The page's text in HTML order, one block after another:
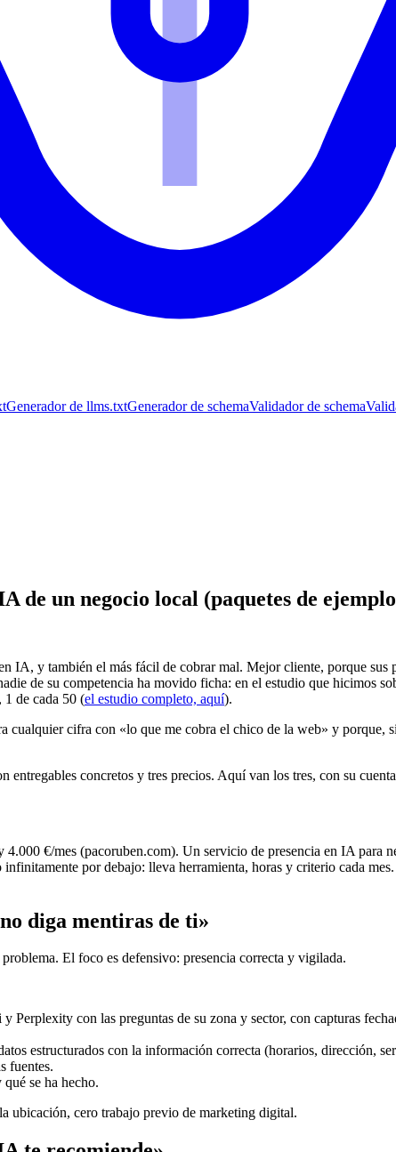
Generador de llms.txtGenerador de schemaValidador de schema
de un negocio local (paquetes de
IA, y también el más fácil de cobrar mal. Mejor cliente, porque
de su competencia ha movido ficha: en el estudio que hicimos
1 de cada 50 (el estudio completo, aquí).
cifra con «lo que me cobra el chico de la web» y porque,
entregables concretos y tres precios. Aquí van los tres, con su
€/mes (pacoruben.com). Un servicio de presencia en IA para
por debajo: lleva herramienta, horas y criterio cada
diga mentiras de ti»
El foco es defensivo: presencia correcta y vigilada.
con las preguntas de su zona y sector, con capturas
estructurados con la información correcta (horarios, dirección,
fuentes.
se ha hecho.
ubicación, cero trabajo previo de marketing digital.